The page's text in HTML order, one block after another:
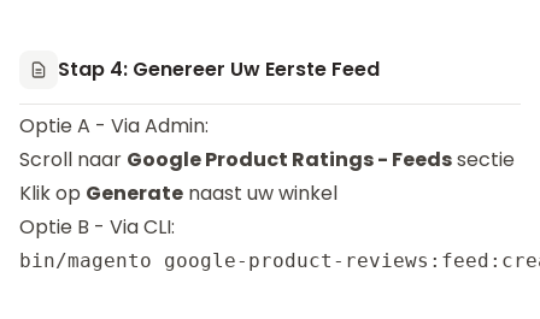
Stap 4: Genereer Uw Eerste Feed
Optie A - Via Admin:
Scroll naar Google Product Ratings - Feedssectie
Klik op Generate naast uw winkel
Optie B - Via CLI: